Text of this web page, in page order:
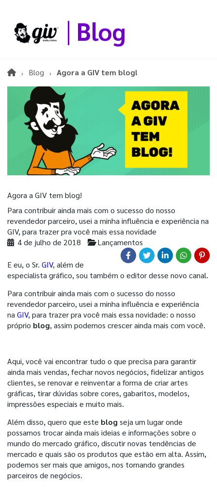
Blog
Blog Agora a GIV tem blog!
Agora a GIV tem blog!
Para contribuir ainda mais com o sucesso do nosso
revendedor parceiro, usei a minha influência e experiência na
GIV, para trazer pra você mais essa novidade
4 de julho de 2018
Lançamentos
E eu, o Sr. GIV, além de
especialista gráfico, sou também o editor desse novo canal.
Para contribuir ainda mais com o sucesso do nosso
revendedor parceiro, usei a minha influência e experiência
na GIV, para trazer pra você mais essa novidade: o nosso
próprio blog, assim podemos crescer ainda mais com você.
Aqui, você vai encontrar tudo o que precisa para garantir
ainda mais vendas, fechar novos negócios, fidelizar antigos
clientes, se renovar e reinventar a forma de criar artes
gráficas, tirar dúvidas sobre cores, gabaritos, modelos,
impressões especiais e muito mais.
Além disso, quero que este blog seja um lugar onde
possamos trocar ainda mais ideias e informações sobre o
mundo do mercado gráfico, discutir novas tendências de
mercado e quais são os produtos que estão em alta. Assim,
podemos ser mais que amigos, nos tornando grandes
parceiros de negócios.